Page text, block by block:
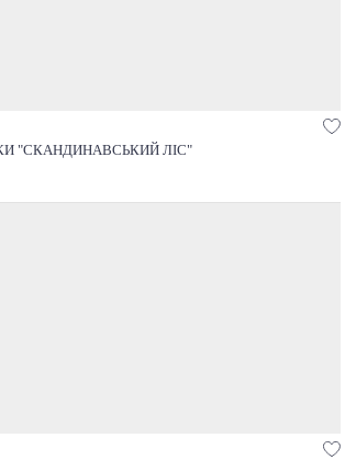
"СКАНДИНАВСЬКИЙ ЛІС"